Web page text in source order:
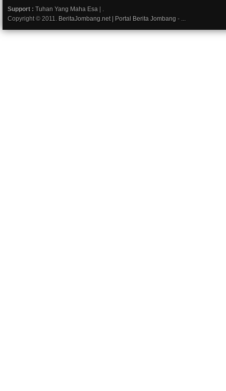
Support : Tuhan Yang Maha Esa |
Copyright © 2011. BeritaJombang.net | Portal Berita Jombang - ...